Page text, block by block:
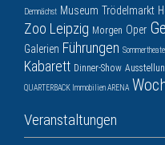
Demnächst Museum Trödelmarkt
Zoo Leipzig Morgen Oper
Galerien Führungen
Kabarett Dinner-Show
QUARTERBACK Immobilien ARENA
Veranstaltungen